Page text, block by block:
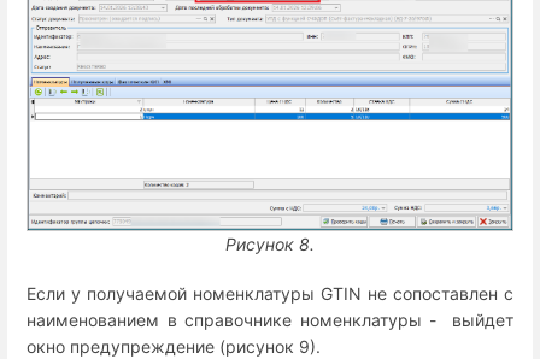
Рисунок 8.
Если у получаемой номенклатуры GTIN не сопоставлен с
наименованием в справочнике номенклатуры - выйдет
окно предупреждение (рисунок 9).